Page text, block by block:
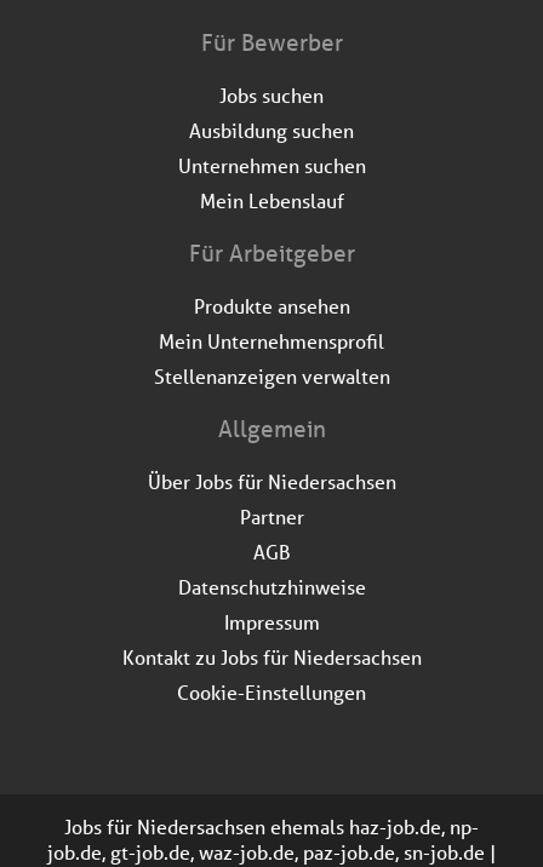
Für Bewerber
Jobs suchen
Ausbildung suchen
Unternehmen suchen
Mein Lebenslauf
Für Arbeitgeber
Produkte ansehen
Mein Unternehmensprofil
Stellenanzeigen verwalten
Allgemein
Über Jobs für Niedersachsen
Partner
AGB
Datenschutzhinweise
Impressum
Kontakt zu Jobs für Niedersachsen
Cookie-Einstellungen
Jobs für Niedersachsen ehemals haz-job.de, np-
job.de, gt-job.de, waz-job.de, paz-job.de, sn-job.de |